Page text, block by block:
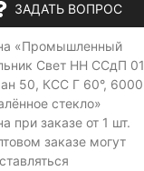
ЗАДАТЬ ВОПРОС
«Промышленный
Свет НН ССдП 01
50, КСС Г 60°, 6000
стекло»
при заказе от 1 шт.
заказе могут